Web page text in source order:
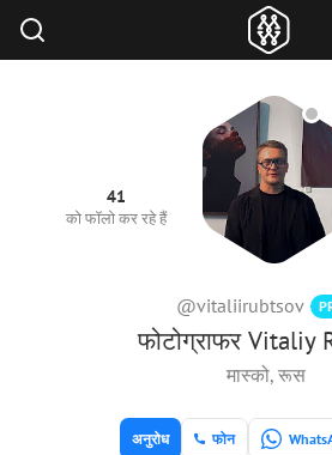
फोटोग्राफर Vitaliy
@vitaliirubtsov
41
को फॉलो कर रहे हैं
मास्को, रूस
अनुरोध फोन